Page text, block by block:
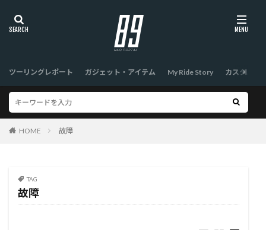
ツーリングレポート ガジェット・アイテム My Ride Story カスタム
HOME 故障
TAG
故障